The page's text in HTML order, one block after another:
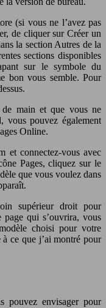
(si vous ne l’avez pas
de cliquer sur Créer un
la section Autres de la
sections disponibles
sur le symbole du
bon vous semble. Pour
main et que vous ne
vous pouvez également
Online.
et connectez-vous avec
Pages, cliquez sur le
que vous voulez dans
supérieur droit pour
qui s’ouvrira, vous
choisi pour votre
ce que j’ai montré pour
pouvez envisager pour